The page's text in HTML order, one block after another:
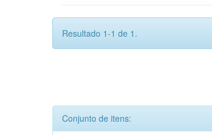
Resultado 1-1 de 1.
Conjunto de itens: